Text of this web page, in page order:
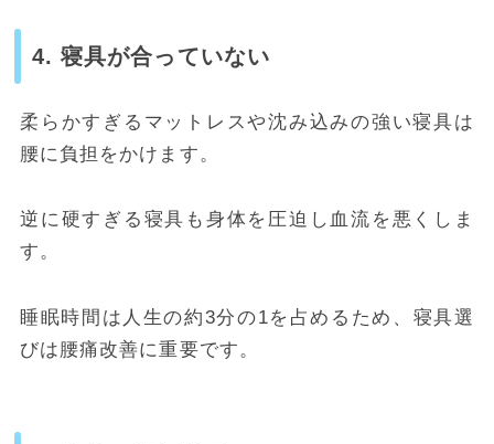
4. 寝具が合っていない
柔らかすぎるマットレスや沈み込みの強い寝具は
腰に負担をかけます。
逆に硬すぎる寝具も身体を圧迫し血流を悪くしま
す。
睡眠時間は人生の約3分の1を占めるため、寝具選
びは腰痛改善に重要です。